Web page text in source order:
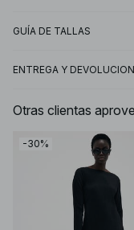
GUÍA DE TALLAS
ENTREGA Y
Otras clientas
-30%